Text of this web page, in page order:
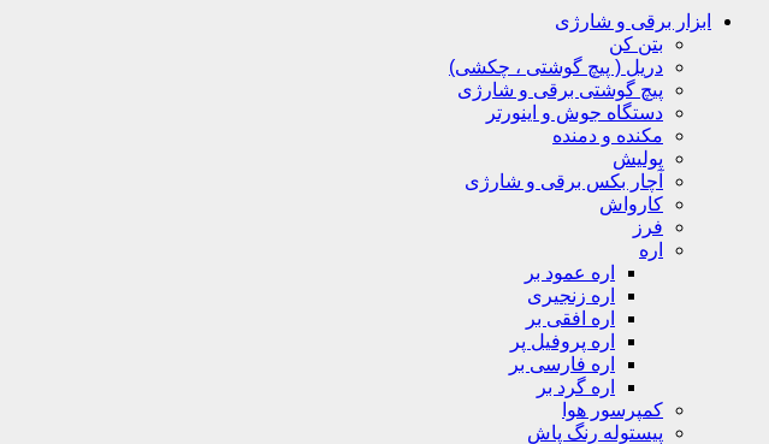
ابزار برقی و شارژی
بتن کن
دریل ( پیچ گوشتی ، چکشی)
پیچ گوشتی برقی و شارژی
دستگاه جوش و اینورتر
مکنده و دمنده
پولیش
آچار بکس برقی و شارژی
کارواش
فرز
اره
اره عمود بر
اره زنجیری
اره افقی بر
اره پروفیل پر
اره فارسی بر
اره گرد بر
کمپرسور هوا
پیستوله رنگ پاش